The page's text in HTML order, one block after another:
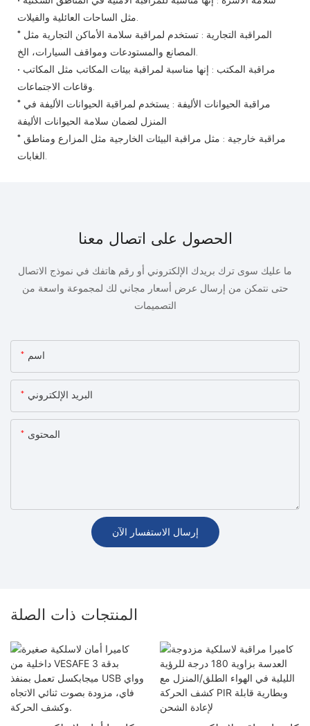
مثل الساحات العائلية والفيلات.
* المراقبة التجارية : تستخدم لمراقبة سلامة الأماكن التجارية مثل
المصانع والمستودعات ومواقف السيارات، الخ.
•
مراقبة المكتب : إنها مناسبة لمراقبة بيئات المكاتب مثل المكاتب
وقاعات الاجتماعات.
* مراقبة الحيوانات الأليفة : يستخدم لمراقبة الحيوانات الأليفة في
المنزل لضمان سلامة الحيوانات الأليفة
* مراقبة خارجية : مثل مراقبة البيئات الخارجية مثل المزارع ومناطق
الغابات.
الحصول على اتصال معنا
ما عليك سوى ترك بريدك الإلكتروني أو رقم هاتفك في نموذج الاتصال
حتى نتمكن من إرسال عرض أسعار مجاني لك لمجموعة واسعة من
التصميمات
اسم
البريد الإلكتروني
المحتوى
إرسال الاستفسار الآن
المنتجات ذات الصلة